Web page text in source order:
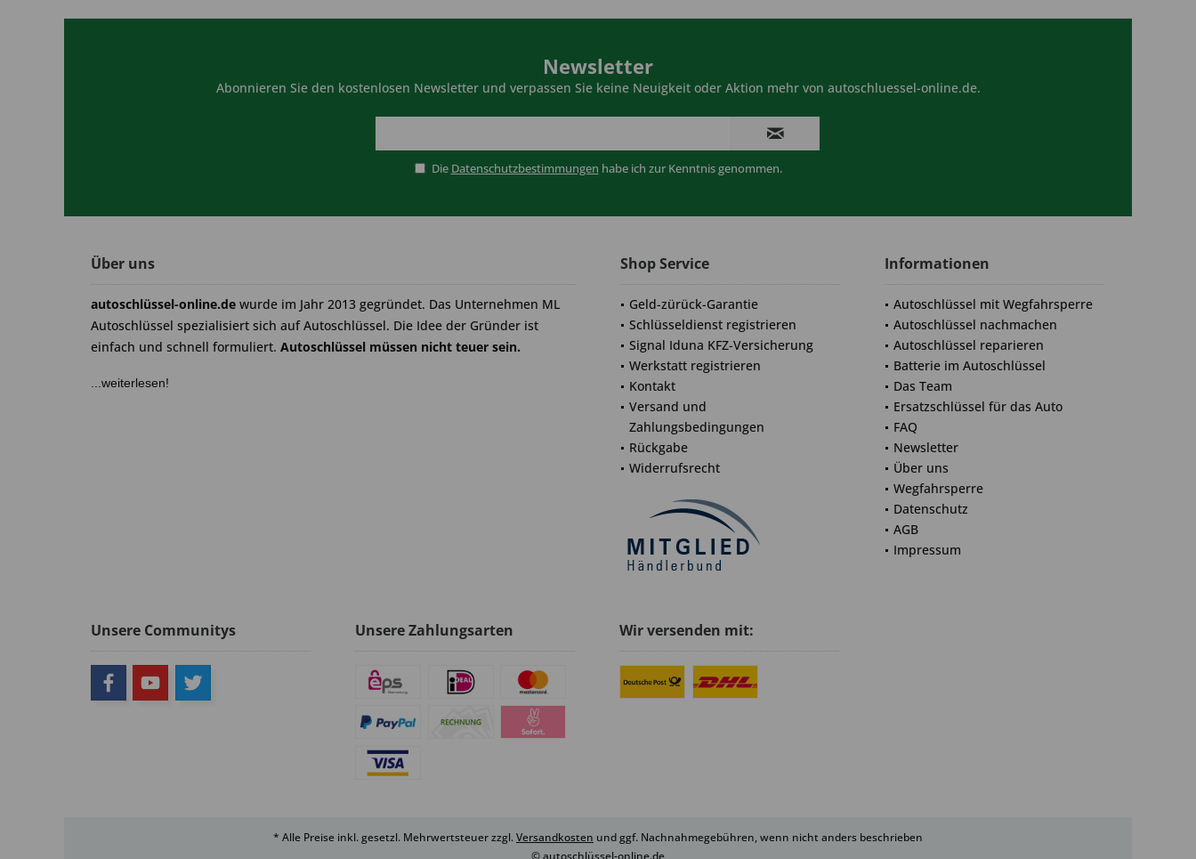
Newsletter
Abonnieren Sie den kostenlosen Newsletter und verpassen Sie keine Neuigkeit oder Aktion mehr von autoschluessel-online.de.
Die Datenschutzbestimmungen habe ich zur Kenntnis genommen.
Über uns
autoschlüssel-online.de wurde im Jahr 2013 gegründet. Das Unternehmen ML
Autoschlüssel spezialisiert sich auf Autoschlüssel. Die Idee der Gründer ist
einfach und schnell formuliert. Autoschlüssel müssen nicht teuer sein.
...weiterlesen!
Shop Service
Geld-zürück-Garantie
Schlüsseldienst registrieren
Signal Iduna KFZ-Versicherung
Werkstatt registrieren
Kontakt
Versand und
Zahlungsbedingungen
Rückgabe
Widerrufsrecht
Informationen
Autoschlüssel mit Wegfahrsperre
Autoschlüssel nachmachen
Autoschlüssel reparieren
Batterie im Autoschlüssel
Das Team
Ersatzschlüssel für das Auto
FAQ
Newsletter
Über uns
Wegfahrsperre
Datenschutz
AGB
Impressum
Unsere Communitys Unsere Zahlungsarten Wir versenden mit:
* Alle Preise inkl. gesetzl. Mehrwertsteuer zzgl.Versandkosten und ggf. Nachnahmegebühren, wenn nicht anders beschrieben
© autoschlüssel-online.de